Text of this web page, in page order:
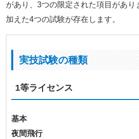
があり、3つの限定された項目があり
加えた4つの試験が存在します。
実技試験の種類
1等ライセンス
基本
夜間飛行